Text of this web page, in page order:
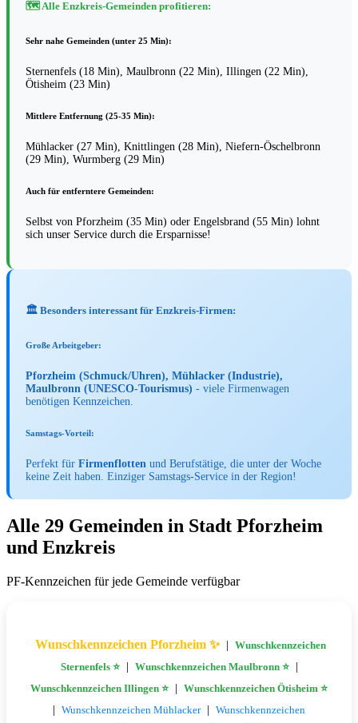
🗺️ Alle Enzkreis-Gemeinden profitieren:
Sehr nahe Gemeinden (unter 25 Min):
Sternenfels (18 Min), Maulbronn (22 Min), Illingen (22 Min),
Ötisheim (23 Min)
Mittlere Entfernung (25-35 Min):
Mühlacker (27 Min), Knittlingen (28 Min), Niefern-Öschelbronn
(29 Min), Wurmberg (29 Min)
Auch für entferntere Gemeinden:
Selbst von Pforzheim (35 Min) oder Engelsbrand (55 Min) lohnt
sich unser Service durch die Ersparnisse!
🏛️ Besonders interessant für Enzkreis-Firmen:
Große Arbeitgeber:
Pforzheim (Schmuck/Uhren), Mühlacker (Industrie),
Maulbronn (UNESCO-Tourismus) - viele Firmenwagen
benötigen Kennzeichen.
Samstags-Vorteil:
Perfekt für Firmenflotten und Berufstätige, die unter der Woche
keine Zeit haben. Einziger Samstags-Service in der Region!
Alle 29 Gemeinden in Stadt Pforzheim
und Enzkreis
PF-Kennzeichen für jede Gemeinde verfügbar
Wunschkennzeichen Pforzheim ✨ | Wunschkennzeichen
Sternenfels ⭐
| Wunschkennzeichen Maulbronn ⭐ |
Wunschkennzeichen Illingen ⭐ | Wunschkennzeichen Ötisheim ⭐
| Wunschkennzeichen Mühlacker | Wunschkennzeichen